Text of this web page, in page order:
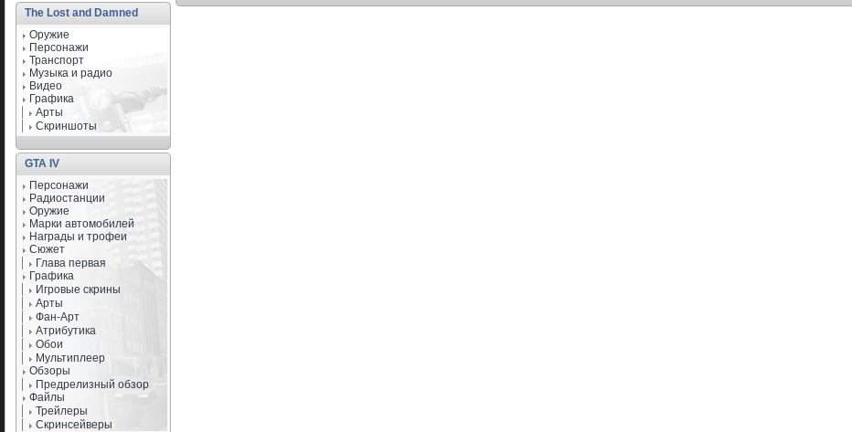
The Lost and Damned
Оружие
Персонажи
Транспорт
Музыка и радио
Видео
Графика
Арты
Скриншоты
GTA IV
Персонажи
Радиостанции
Оружие
Марки автомобилей
Награды и трофеи
Сюжет
Глава первая
Графика
Игровые скрины
Арты
Фан-Арт
Атрибутика
Обои
Мультиплеер
Обзоры
Предрелизный обзор
Файлы
Трейлеры
Скринсейверы